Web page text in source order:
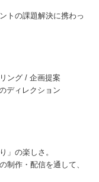
トの課題解決に携わっ
ング / 企画提案
ディレクション
」の楽しさ。
制作・配信を通して、